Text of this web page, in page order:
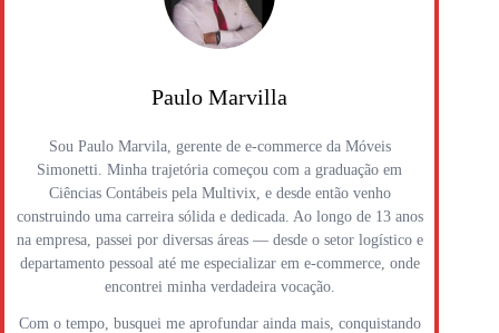
Paulo Marvilla
Sou Paulo Marvila, gerente de e-commerce da Móveis
Simonetti. Minha trajetória começou com a graduação em
Ciências Contábeis pela Multivix, e desde então venho
construindo uma carreira sólida e dedicada. Ao longo de 13 anos
na empresa, passei por diversas áreas — desde o setor logístico e
departamento pessoal até me especializar em e-commerce, onde
encontrei minha verdadeira vocação.
Com o tempo, busquei me aprofundar ainda mais, conquistando